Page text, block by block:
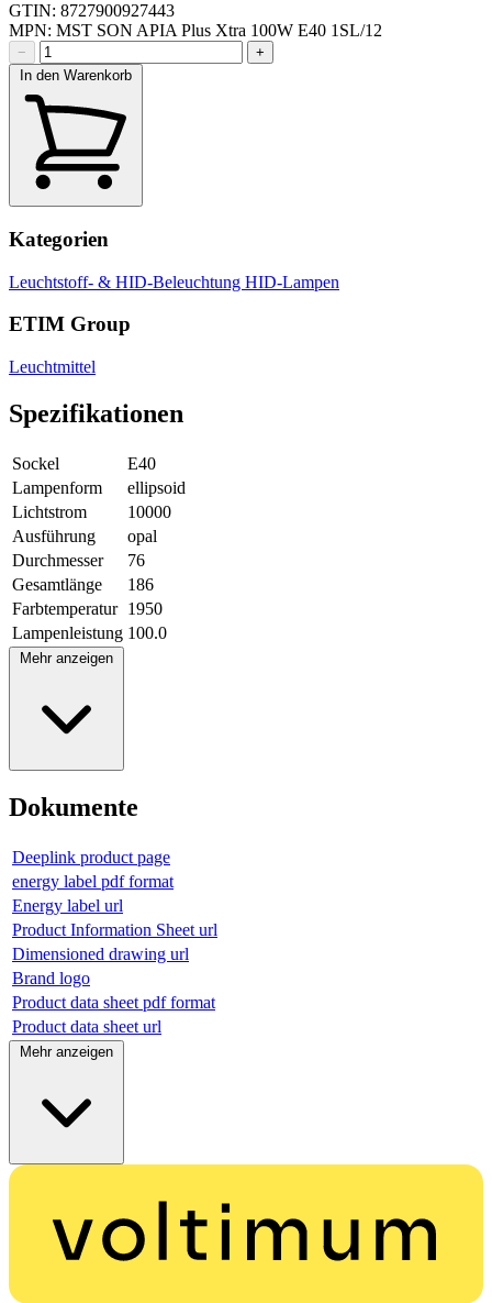
GTIN: 8727900927443
MPN: MST SON APIA Plus Xtra 100W E40 1SL/12
−
+
In den Warenkorb
Kategorien
Leuchtstoff- & HID-Beleuchtung HID-Lampen
ETIM Group
Leuchtmittel
Spezifikationen
Sockel
E40
Lampenform
ellipsoid
Lichtstrom
10000
Ausführung
opal
Durchmesser
76
Gesamtlänge
186
Farbtemperatur 1950
Lampenleistung 100.0
Mehr anzeigen
Dokumente
Deeplink product page
energy label pdf format
Energy label url
Product Information Sheet url
Dimensioned drawing url
Brand logo
Product data sheet pdf format
Product data sheet url
Mehr anzeigen